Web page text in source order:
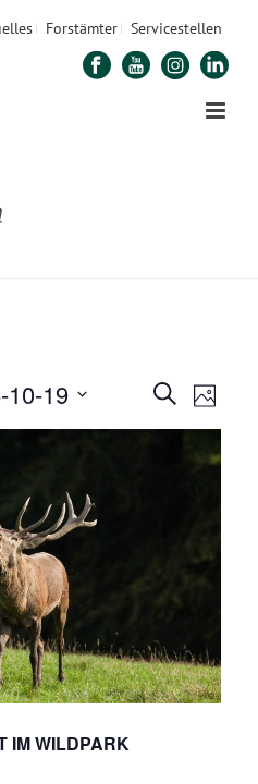
Forstämter Servicestellen
V
N
S
T
Suche V
E
R
S
L
T
Foto
10-19
IM WILDPARK